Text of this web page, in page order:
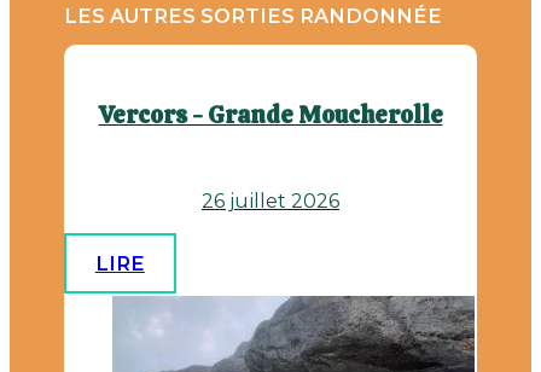
LES AUTRES SORTIES RANDONNÉE
Vercors - Grande Moucherolle
26 juillet 2026
LIRE